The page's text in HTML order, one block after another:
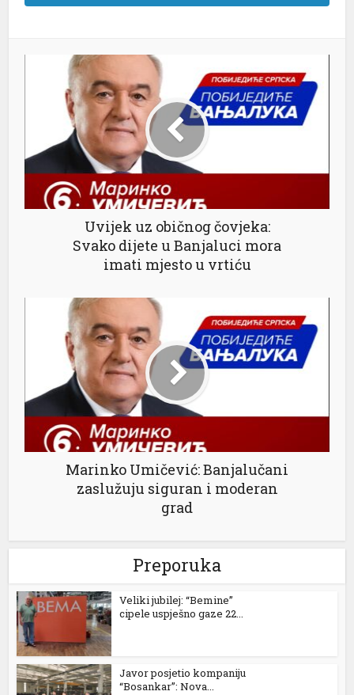
Uvijek uz običnog čovjeka:
Svako dijete u Banjaluci mora
imati mjesto u vrtiću
Marinko Umičević: Banjalučani
zaslužuju siguran i moderan
grad
Preporuka
Veliki jubilej: “Bemine”
cipele uspješno gaze 22...
Javor posjetio kompaniju
“Bosankar”: Nova...